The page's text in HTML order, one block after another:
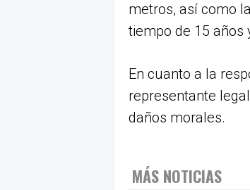
metros, así como
tiempo de 15 años
En cuanto a la
representante
daños morales.
MÁS NOTICIAS